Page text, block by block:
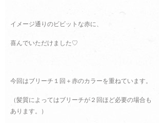
イメージ通りのビビットな赤に、
喜んでいただけました♡
今回はブリーチ１回＋赤のカラーを重ねています。
（髪質によってはブリーチが２回ほど必要の場合も
あります。）